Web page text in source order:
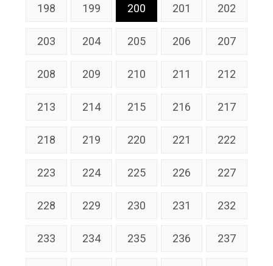
198 199 200 201 202
203 204 205 206 207
208 209 210 211 212
213 214 215 216 217
218 219 220 221 222
223 224 225 226 227
228 229 230 231 232
233 234 235 236 237